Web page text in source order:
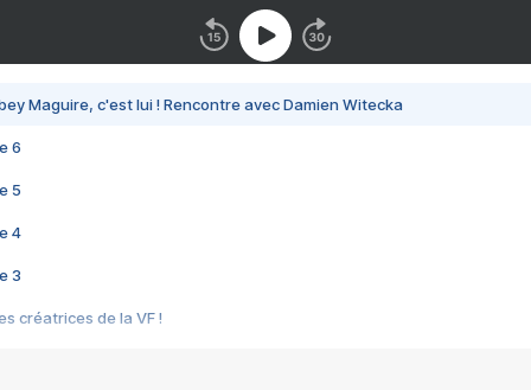
Maguire, c'est lui ! Rencontre avec Damien Witecka
6
5
4
3
créatrices de la VF !